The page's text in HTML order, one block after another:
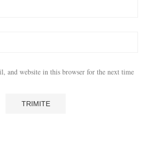
and website in this browser for the next time